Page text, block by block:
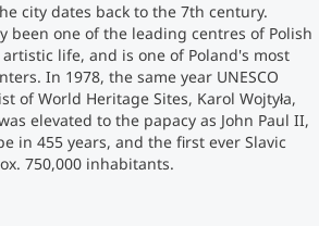
Programme
Studienberatung
city dates back to the 7th century.
been one of the leading centres of Polish
life, and is one of Poland's most
In 1978, the same year UNESCO
of World Heritage Sites, Karol Wojtyła,
elevated to the papacy as John Paul II,
in 455 years, and the first ever Slavic
750,000 inhabitants.